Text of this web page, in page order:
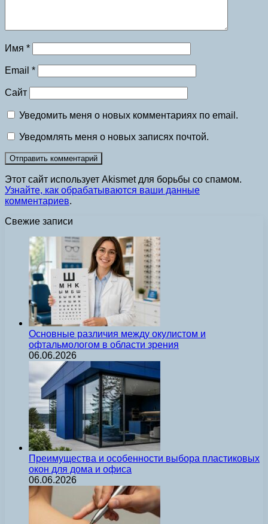
Имя *
Email *
Сайт
Уведомить меня о новых комментариях по email.
Уведомлять меня о новых записях почтой.
Этот сайт использует Akismet для борьбы со спамом.
Узнайте, как обрабатываются ваши данные
комментариев.
Свежие записи
Основные различия между окулистом и
офтальмологом в области зрения
06.06.2026
Преимущества и особенности выбора пластиковых
окон для дома и офиса
06.06.2026